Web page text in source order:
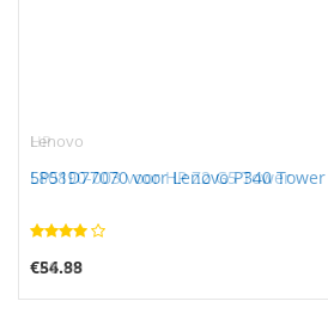
HP
L80890-003 voor HP Z2 G5 Tower
€86.99
Lenovo
5P51D77070 voor Lenovo P340
€54.88